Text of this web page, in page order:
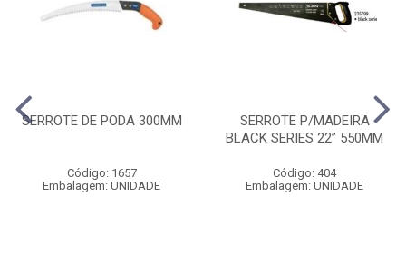
SERROTE DE PODA 300MM
Código: 1657
Embalagem: UNIDADE
SERROTE P/MADEIRA
BLACK SERIES 22” 550MM
Código: 404
Embalagem: UNIDADE